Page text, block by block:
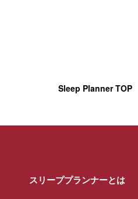
Sleep Planner TOP
スリーププランナーとは